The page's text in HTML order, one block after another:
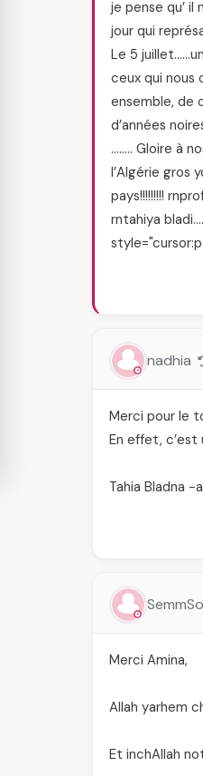
je pense qu’ il
jour qui
Le 5
ceux qui
ensemble, de
d’années
…….. Gloire à
l’Algérie gros
pays!!!!!!!!!
rntahiya
nadhia
Merci pour le
En effet, c’est
Tahia Bladna -
Merci Amina,
Allah yarhem
Et inchAllah